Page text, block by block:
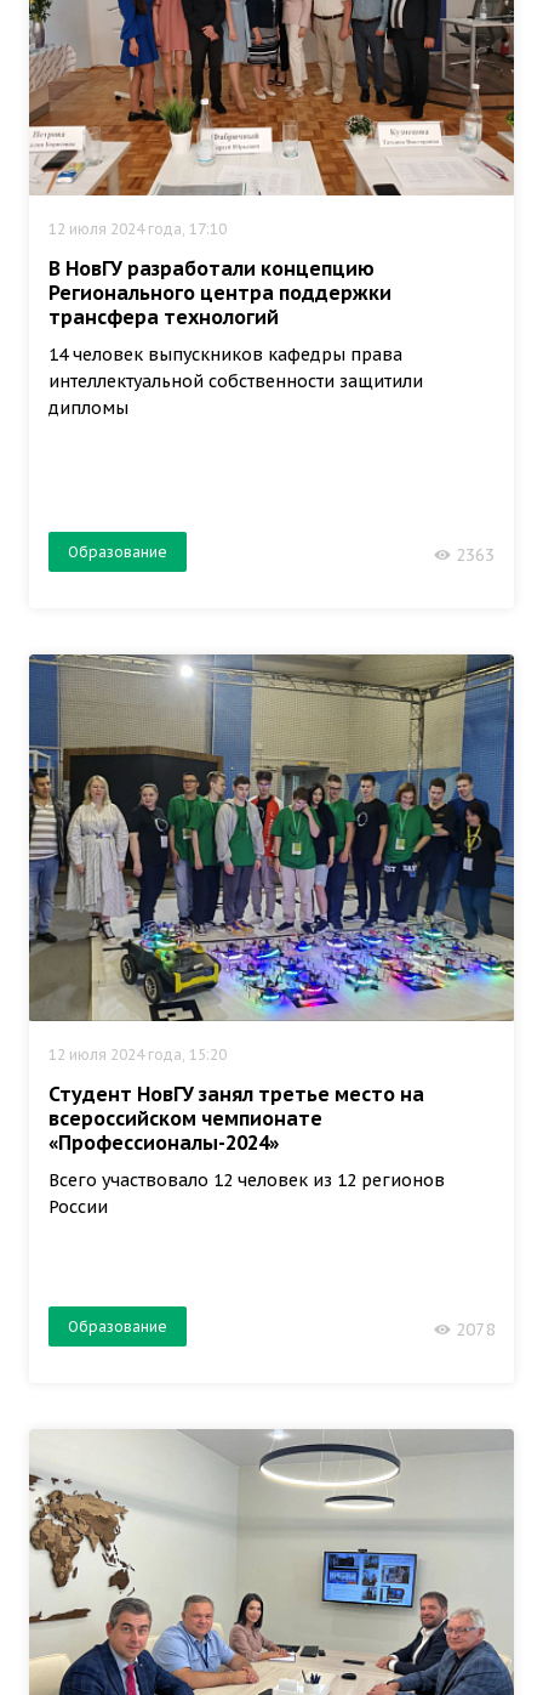
12 июля 2024 года, 17:10
В НовГУ разработали концепцию
Регионального центра поддержки
трансфера технологий
14 человек выпускников кафедры права
интеллектуальной собственности защитили
дипломы
Образование 2363
12 июля 2024 года, 15:20
Студент НовГУ занял третье место на
всероссийском чемпионате
«Профессионалы-2024»
Всего участвовало 12 человек из 12 регионов
России
Образование 2078